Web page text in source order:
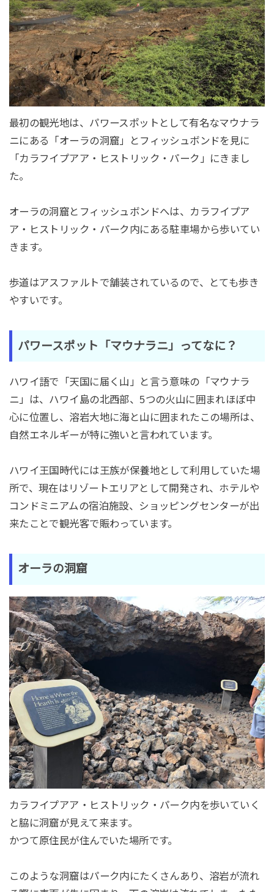
最初の観光地は、パワースポットとして有名なマウナラ
ニにある「オーラの洞窟」とフィッシュボンドを見に
「カラフイプアア・ヒストリック・パーク」にきまし
た。
オーラの洞窟とフィッシュボンドへは、カラフイプア
ア・ヒストリック・パーク内にある駐車場から歩いてい
きます。
歩道はアスファルトで舗装されているので、とても歩き
やすいです。
パワースポット「マウナラニ」ってなに？
ハワイ語で「天国に届く山」と言う意味の「マウナラ
ニ」は、ハワイ島の北西部、5つの火山に囲まれほぼ中
心に位置し、溶岩大地に海と山に囲まれたこの場所は、
自然エネルギーが特に強いと言われています。
ハワイ王国時代には王族が保養地として利用していた場
所で、現在はリゾートエリアとして開発され、ホテルや
コンドミニアムの宿泊施設、ショッピングセンターが出
来たことで観光客で賑わっています。
オーラの洞窟
カラフイプアア・ヒストリック・パーク内を歩いていく
と脇に洞窟が見えて来ます。
かつて原住民が住んでいた場所です。
このような洞窟はパーク内にたくさんあり、溶岩が流れ